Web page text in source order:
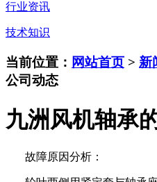
行业资讯
技术知识
当前位置： 网站首页 > 新
公司动态
九洲风机轴承
故障原因分析：